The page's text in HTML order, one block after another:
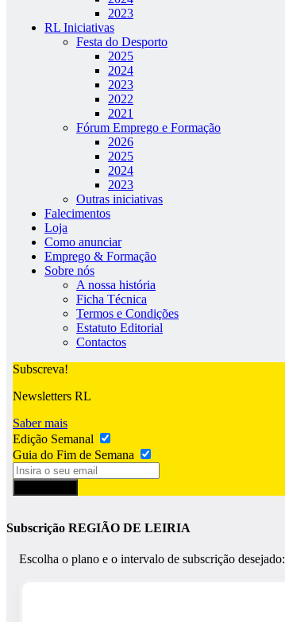
2023
RL Iniciativas
Festa do Desporto
2025
2024
2023
2022
2021
Fórum Emprego e Formação
2026
2025
2024
2023
Outras iniciativas
Falecimentos
Loja
Como anunciar
Emprego & Formação
Sobre nós
A nossa história
Ficha Técnica
Termos e Condições
Estatuto Editorial
Contactos
Subscreva!
Newsletters RL
Saber mais
Edição Semanal
Guia do Fim de Semana
Subscrição REGIÃO DE LEIRIA
Escolha o plano e o intervalo de subscrição desejado: